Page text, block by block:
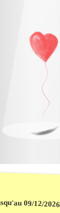
09/12/2026